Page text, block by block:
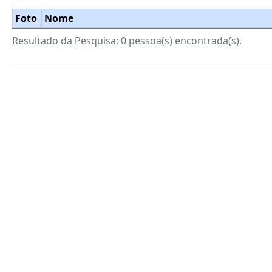
Foto Nome
Resultado da Pesquisa: 0 pessoa(s) encontrada(s).